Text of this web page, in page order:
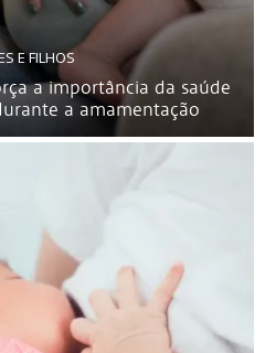
E FILHOS
a importância da saúde
a amamentação